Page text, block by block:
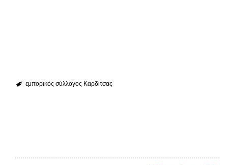
εμπορικός σύλλογος Καρδίτσας